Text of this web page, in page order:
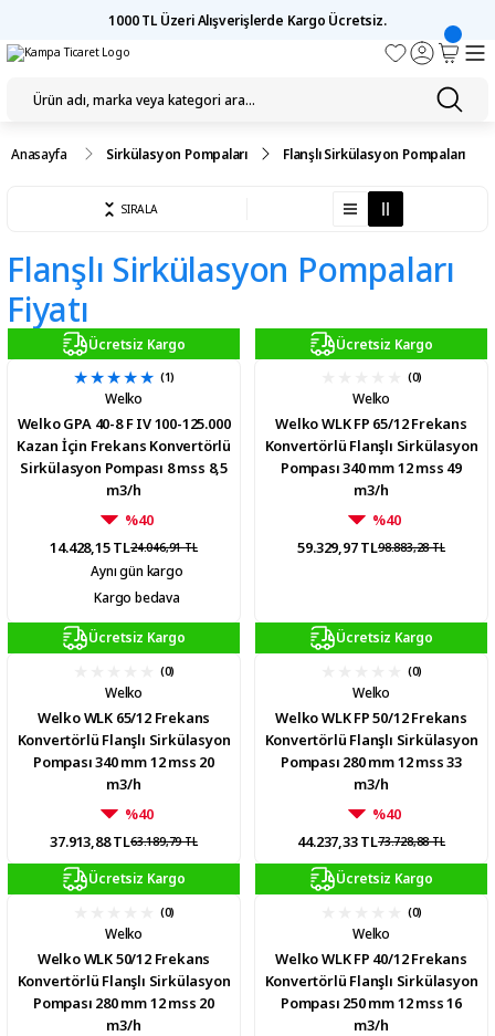
1000 TL Üzeri Alışverişlerde Kargo Ücretsiz.
Anasayfa Sirkülasyon Pompaları Flanşlı Sirkülasyon Pompaları
SIRALA
Flanşlı Sirkülasyon Pompaları
Fiyatı
Ücretsiz Kargo
(1)
Welko
Welko GPA 40-8 F IV 100-125.000
Kazan İçin Frekans Konvertörlü
Sirkülasyon Pompası 8 mss 8,5
m3/h
%40
14.428,15 TL24.046,91 TL
Aynı gün kargo
Kargo bedava
Ücretsiz Kargo
(0)
Welko
Welko WLK FP 65/12 Frekans
Konvertörlü Flanşlı Sirkülasyon
Pompası 340 mm 12 mss 49
m3/h
%40
59.329,97 TL98.883,28 TL
Ücretsiz Kargo
(0)
Welko
Welko WLK 65/12 Frekans
Konvertörlü Flanşlı Sirkülasyon
Pompası 340 mm 12 mss 20
m3/h
%40
37.913,88 TL63.189,79 TL
Ücretsiz Kargo
(0)
Welko
Welko WLK FP 50/12 Frekans
Konvertörlü Flanşlı Sirkülasyon
Pompası 280 mm 12 mss 33
m3/h
%40
44.237,33 TL73.728,88 TL
Ücretsiz Kargo
(0)
Welko
Welko WLK 50/12 Frekans
Konvertörlü Flanşlı Sirkülasyon
Pompası 280 mm 12 mss 20
m3/h
Ücretsiz Kargo
(0)
Welko
Welko WLK FP 40/12 Frekans
Konvertörlü Flanşlı Sirkülasyon
Pompası 250 mm 12 mss 16
m3/h